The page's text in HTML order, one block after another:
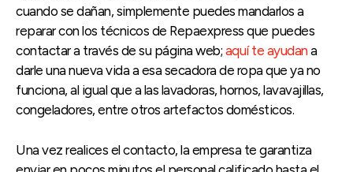
cuando se dañan, simplemente puedes mandarlos a
reparar con los técnicos de Repaexpress que puedes
contactar a través de su página web;aquí te ayudan a
darle una nueva vida a esa secadora de ropa que ya no
funciona, al igual que a las lavadoras, hornos, lavavajillas,
congeladores, entre otros artefactos domésticos.
Una vez realices el contacto, la empresa te garantiza